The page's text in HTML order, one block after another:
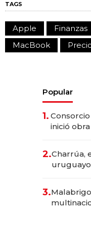
TAGS
Apple Finanzas
MacBook
Popular
1.
inició
millones
2.Charrúa,
3.